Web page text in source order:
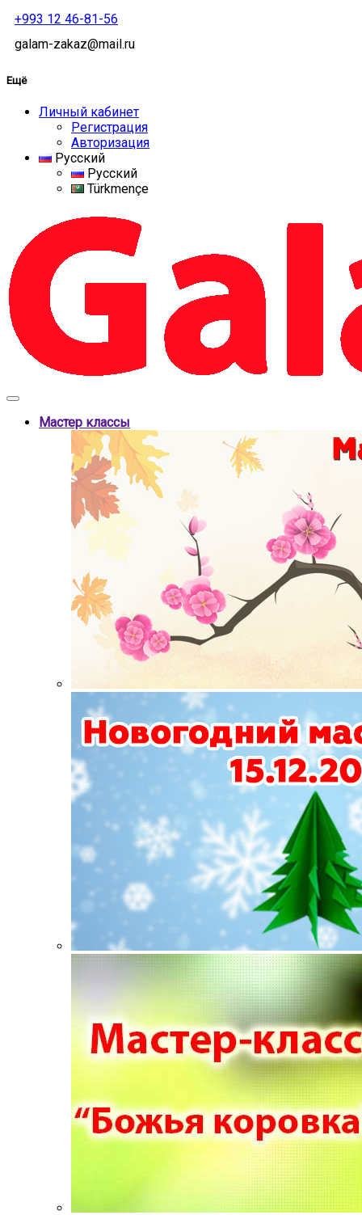
+993 12 46-81-56
galam-zakaz@mail.ru
Ещё
Личный кабинет
Регистрация
Авторизация
Русский
Русский
Türkmençe
Мастер классы